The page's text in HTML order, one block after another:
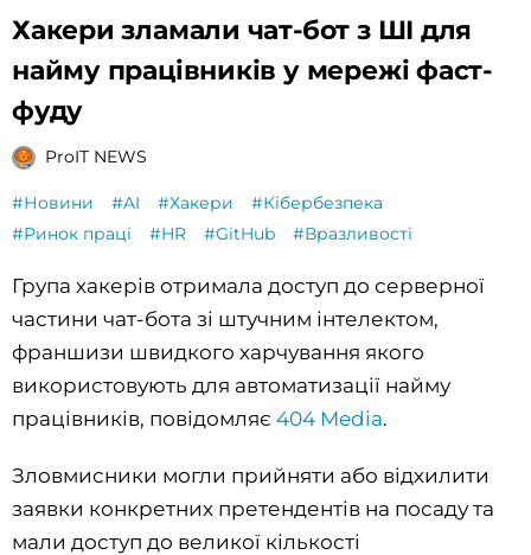
Хакери зламали чат-бот з ШI для
найму працівників у мережі фаст-
фуду
ProIT NEWS
#Новини #AI #Хакери
#Кібербезпека
#Ринок праці
#HR #GitHub #Вразливості
Група хакерів отримала доступ до серверної
частини чат-бота зі штучним інтелектом,
франшизи швидкого харчування якого
використовують для автоматизації найму
працівників, повідомляє 404 Media.
Зловмисники могли прийняти або відхилити
заявки конкретних претендентів на посаду та
мали доступ до великої кількості